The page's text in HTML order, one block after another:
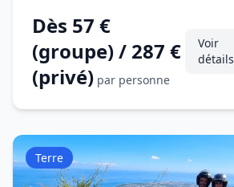
Dès 57 €
(groupe) / 287 €
(privé) par personne
Voir
détails
Terre